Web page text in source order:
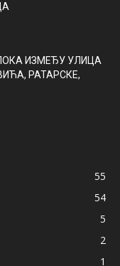
ИЗМЕЂУ УЛИЦА
РАТАРСКЕ,
55
54
5
2
1